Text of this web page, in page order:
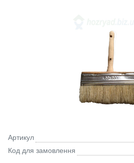
Артикул
Код для замовлення